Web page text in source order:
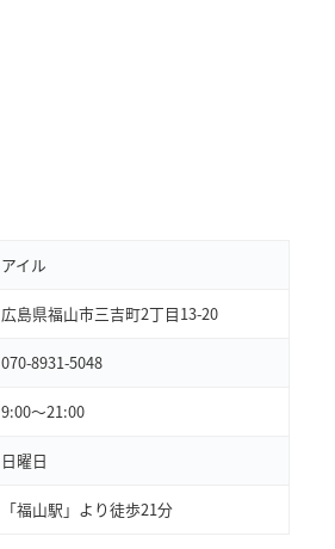
アイル
広島県福山市三吉町2丁目13-20
070-8931-5048
9:00～21:00
日曜日
「福山駅」より徒歩21分